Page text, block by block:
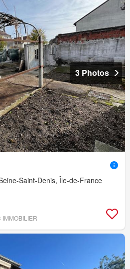
3 Photos
Saint-Denis, Île-de-France
IMMOBILIER